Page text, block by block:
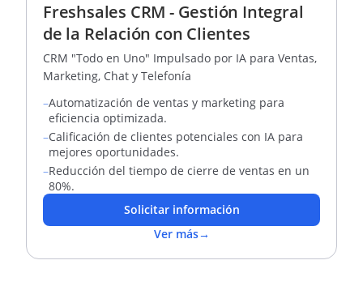
Freshsales CRM - Gestión Integral
de la Relación con Clientes
CRM "Todo en Uno" Impulsado por IA para Ventas,
Marketing, Chat y Telefonía
–Automatización de ventas y marketing para
eficiencia optimizada.
–Calificación de clientes potenciales con IA para
mejores oportunidades.
–Reducción del tiempo de cierre de ventas en un
80%.
Solicitar información
Ver más→